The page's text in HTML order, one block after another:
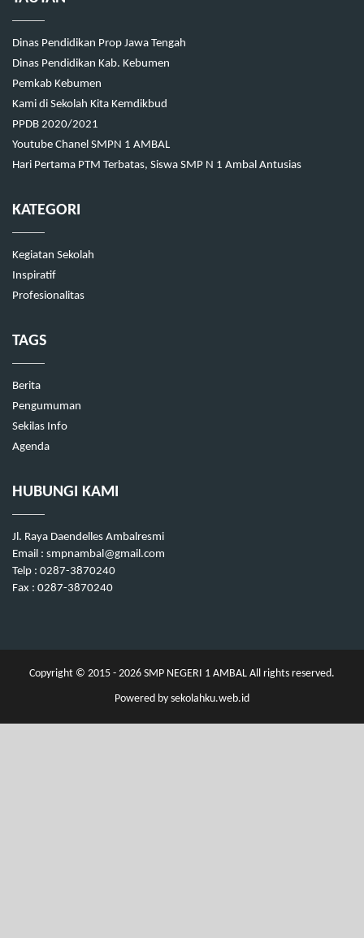
Dinas Pendidikan Prop Jawa Tengah
Dinas Pendidikan Kab. Kebumen
Pemkab Kebumen
Kami di Sekolah Kita Kemdikbud
PPDB 2020/2021
Youtube Chanel SMPN 1 AMBAL
Hari Pertama PTM Terbatas, Siswa SMP N 1 Ambal Antusias
KATEGORI
Kegiatan Sekolah
Inspiratif
Profesionalitas
TAGS
Berita
Pengumuman
Sekilas Info
Agenda
HUBUNGI KAMI
Jl. Raya Daendelles Ambalresmi
Email : smpnambal@gmail.com
Telp : 0287-3870240
Fax : 0287-3870240
Copyright © 2015 - 2026 SMP NEGERI 1 AMBAL All rights reserved.
Powered by sekolahku.web.id